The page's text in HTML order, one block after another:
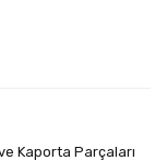
Kaporta Parçaları